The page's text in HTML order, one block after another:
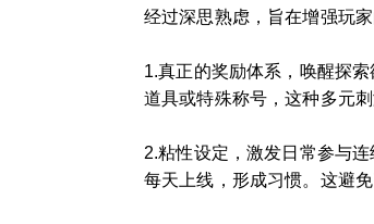
经过深思熟虑，旨在增强玩
1.真正的奖励体系，唤醒探
道具或特殊称号，这种多元
2.粘性设定，激发日常参与
每天上线，形成习惯。这避